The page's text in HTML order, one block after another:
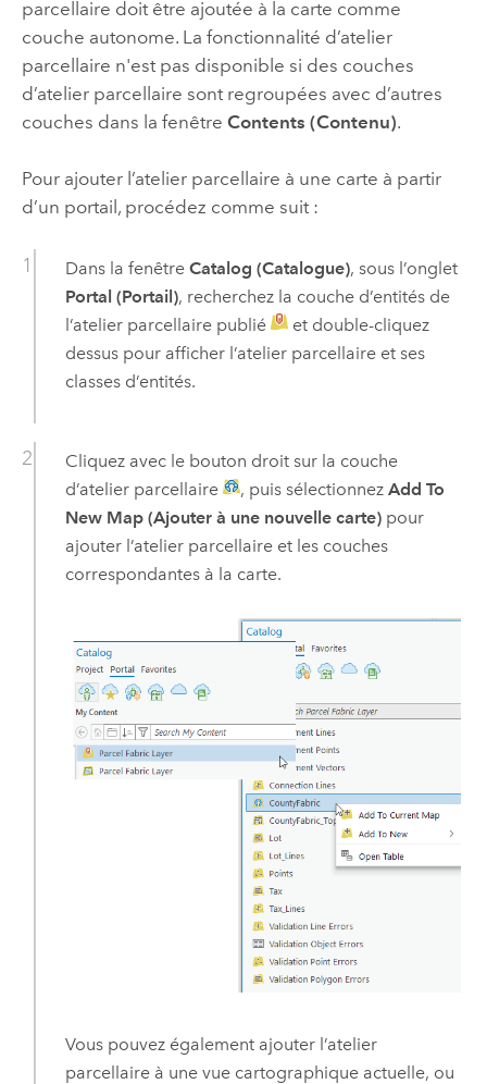
parcellaire doit être ajoutée à la carte comme
couche autonome. La fonctionnalité d’atelier
parcellaire n'est pas disponible si des couches
d’atelier parcellaire sont regroupées avec d’autres
couches dans la fenêtre Contents (Contenu).
Pour ajouter l’atelier parcellaire à une carte à partir
d’un portail, procédez comme suit :
Dans la fenêtre Catalog (Catalogue), sous l’onglet
Portal (Portail), recherchez la couche d’entités de
l’atelier parcellaire publié
et double-cliquez
dessus pour afficher l’atelier parcellaire et ses
classes d’entités.
Cliquez avec le bouton droit sur la couche
d’atelier parcellaire
, puis sélectionnez Add To
New Map (Ajouter à une nouvelle carte)pour
ajouter l’atelier parcellaire et les couches
correspondantes à la carte.
Vous pouvez également ajouter l’atelier
parcellaire à une vue cartographique actuelle, ou